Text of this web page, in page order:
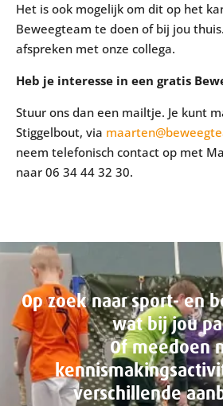
Het is ook mogelijk om dit op het
Beweegteam te doen of bij jou
afspreken met onze collega.
Heb je interesse in een gratis
Stuur ons dan een mailtje. Je kunt
Stiggelbout, via
neem telefonisch contact op met
naar 06 34 44 32 30.
Op zoek naar sport- en
wat bij jou
Of meedoen
verschillende